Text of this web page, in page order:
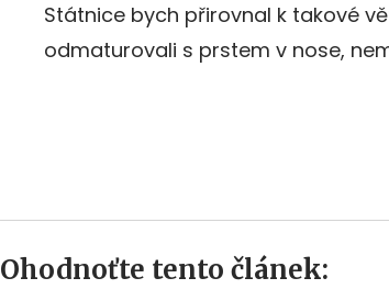
Státnice bych přirovnal k takové
odmaturovali s prstem v nose,
Ohodnoťte tento článek: